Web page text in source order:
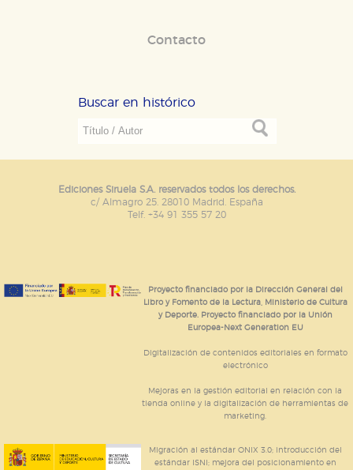
Contacto
Buscar en histórico
Ediciones Siruela S.A. reservados todos los derechos.
c/ Almagro 25. 28010 Madrid. España
Telf. +34 91 355 57 20
Proyecto financiado por la Dirección General del
Libro y Fomento de la Lectura, Ministerio de Cultura
y Deporte. Proyecto financiado por la Unión
Europea-Next Generation EU
Digitalización de contenidos editoriales en formato
electrónico
Mejoras en la gestión editorial en relación con la
tienda online y la digitalización de herramientas de
marketing.
Migración al estándar ONIX 3.0; introducción del
estándar ISNI; mejora del posicionamiento en